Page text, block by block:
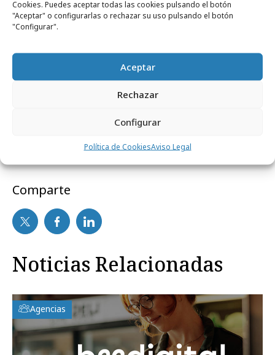
Cookies. Puedes aceptar todas las cookies pulsando el botón
"Aceptar" o configurarlas o rechazar su uso pulsando el botón
"Configurar".
Aceptar
Rechazar
Configurar
Política de CookiesAviso Legal
En Beedigital combinamos tecnología,
inteligencia artificial y acompañamiento
automatizar tareas y mejorar su visibilidad allí
donde hoy buscan los clientes: tanto en
buscadores como en los nuevos entornos
Comparte
Noticias Relacionadas
Agencias